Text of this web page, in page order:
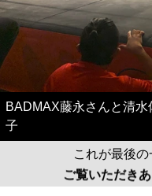
BADMAX藤永さんと清
子
これが最後の
ご覧いただき